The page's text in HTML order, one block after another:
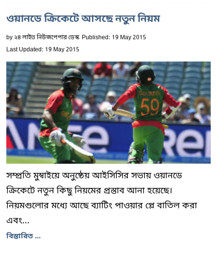
ওয়ানডে ক্রিকেটে আসছে নতুন নিয়ম
by২৪ লাইভ নিউজপেপার ডেস্ক Published: 19 May 2015
Last Updated: 19 May 2015
সম্প্রতি মুম্বাইয়ে অনুষ্ঠেয় আইসিসির সভায় ওয়ানডে
ক্রিকেটে নতুন কিছু নিয়মের প্রস্তাব আনা হয়েছে।
নিয়মগুলোর মধ্যে আছে ব্যাটিং পাওয়ার প্লে বাতিল করা
এবং...
বিস্তারিত ...